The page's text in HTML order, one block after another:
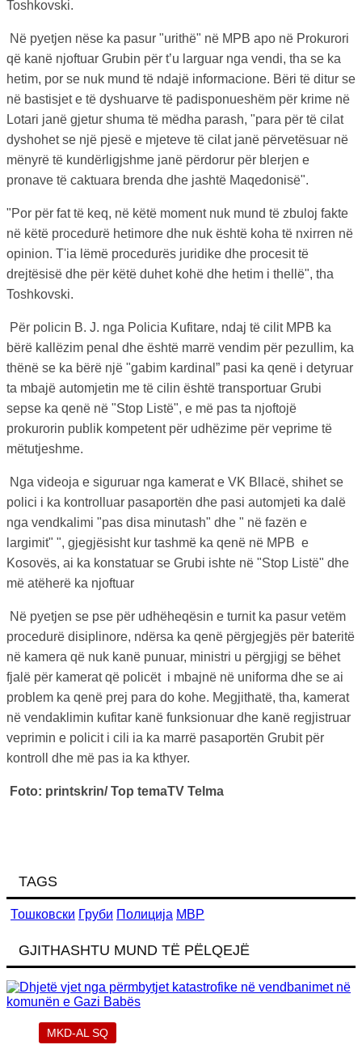
Toshkovski.
Në pyetjen nëse ka pasur "urithë" në MPB apo në Prokurori
që kanë njoftuar Grubin për t’u larguar nga vendi, tha se ka
hetim, por se nuk mund të ndajë informacione. Bëri të ditur se
në bastisjet e të dyshuarve të padisponueshëm për krime në
Lotari janë gjetur shuma të mëdha parash, "para për të cilat
dyshohet se një pjesë e mjeteve të cilat janë përvetësuar në
mënyrë të kundërligjshme janë përdorur për blerjen e
pronave të caktuara brenda dhe jashtë Maqedonisë".
"Por për fat të keq, në këtë moment nuk mund të zbuloj fakte
në këtë procedurë hetimore dhe nuk është koha të nxirren në
opinion. T'ia lëmë procedurës juridike dhe procesit të
drejtësisë dhe për këtë duhet kohë dhe hetim i thellë", tha
Toshkovski.
Për policin B. J. nga Policia Kufitare, ndaj të cilit MPB ka
bërë kallëzim penal dhe është marrë vendim për pezullim, ka
thënë se ka bërë një "gabim kardinal” pasi ka qenë i detyruar
ta mbajë automjetin me të cilin është transportuar Grubi
sepse ka qenë në "Stop Listë", e më pas ta njoftojë
prokurorin publik kompetent për udhëzime për veprime të
mëtutjeshme.
Nga videoja e siguruar nga kamerat e VK Bllacë, shihet se
polici i ka kontrolluar pasaportën dhe pasi automjeti ka dalë
nga vendkalimi "pas disa minutash" dhe " në fazën e
largimit" ", gjegjësisht kur tashmë ka qenë në MPB e
Kosovës, ai ka konstatuar se Grubi ishte në "Stop Listë" dhe
më atëherë ka njoftuar
Në pyetjen se pse për udhëheqësin e turnit ka pasur vetëm
procedurë disiplinore, ndërsa ka qenë përgjegjës për bateritë
në kamera që nuk kanë punuar, ministri u përgjigj se bëhet
fjalë për kamerat që policët i mbajnë në uniforma dhe se ai
problem ka qenë prej para do kohe. Megjithatë, tha, kamerat
në vendaklimin kufitar kanë funksionuar dhe kanë regjistruar
veprimin e policit i cili ia ka marrë pasaportën Grubit për
kontroll dhe më pas ia ka kthyer.
Foto: printskrin/ Top temaTV Telma
TAGS
Тошковски Груби Полиција МВР
GJITHASHTU MUND TË PËLQEJË
MKD-AL SQ